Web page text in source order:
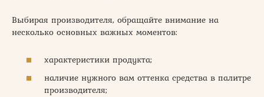
Выбирая производителя, обращайте внимание на
несколько основных важных моментов:
характеристики продукта;
наличие нужного вам оттенка средства в палитре
производителя;